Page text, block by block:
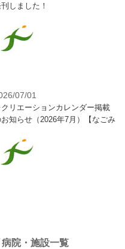
しました！
07/01
クリエーションカレンダー掲載
知らせ（2026年7月）【なごみ
院・施設一覧